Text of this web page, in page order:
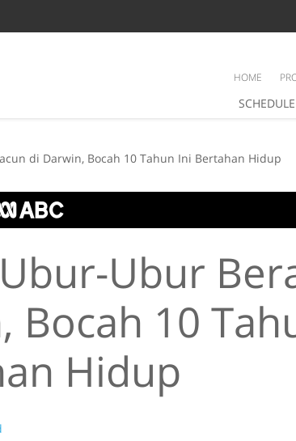
SCHEDULE
HOME
di Darwin, Bocah 10 Tahun Ini Bertahan Hidup
Ubur
Bocah 10
Hidup